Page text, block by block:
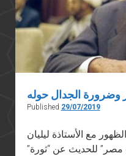
وضرورة الجدال حوله
Published 29/07/2019
مع الأستاذة ليليان
للحديث عن “ثورة”